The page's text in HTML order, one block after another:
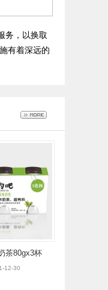
务，以换取
有着深远的
茶80gx3杯
12-30